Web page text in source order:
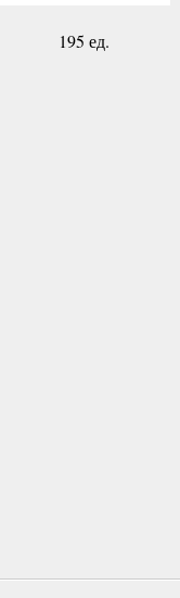
195 ед.